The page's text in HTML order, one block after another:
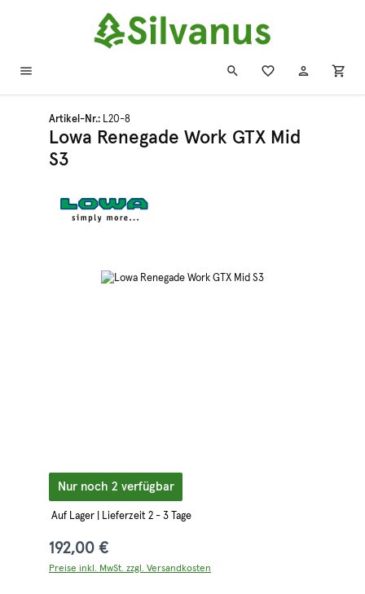
Zum Hauptinhalt springen
Artikel-Nr.: L20-8
Lowa Renegade Work GTX Mid
S3
Bildergalerie überspringen
Nur noch 2 verfügbar
Auf Lager | Lieferzeit 2 - 3 Tage
192,00 €
Preise inkl. MwSt. zzgl. Versandkosten